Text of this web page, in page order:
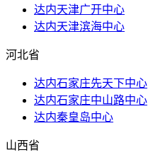
达内天津广开中心
达内天津滨海中心
河北省
达内石家庄先天下中心
达内石家庄中山路中心
达内秦皇岛中心
山西省